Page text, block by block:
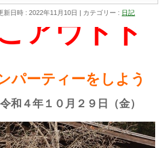
新日時 : 2022年11月10日 カテゴリー : 日記
アウトド
ーティーをしよう
令和４年１０月２９日（金）